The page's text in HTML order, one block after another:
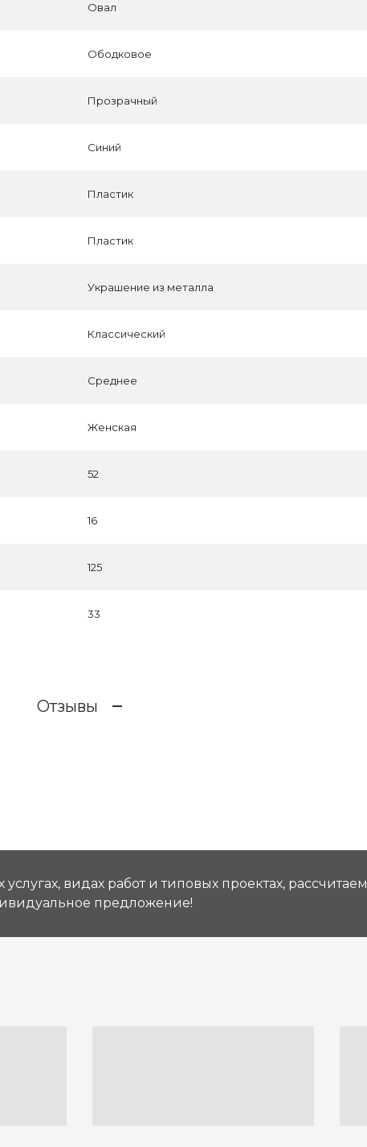
Овал
Ободковое
Прозрачный
Синий
Пластик
Пластик
Украшение из металла
Классический
Среднее
Женская
52
16
125
33
Отзывы
видах работ и типовых проектах, рассчитаем
предложение!